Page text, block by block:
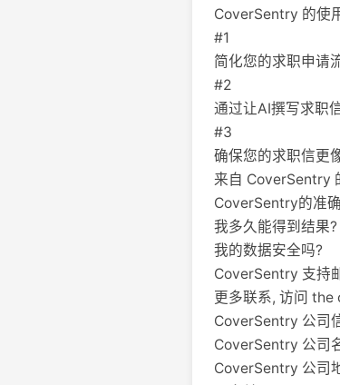
CoverSentry 的使
#1
简化您的求职申请
#2
通过让AI撰写求职
#3
确保您的求职信更
来自 CoverSentry
CoverSentry的准
我多久能得到结果?
我的数据安全吗?
CoverSentry 支持
更多联系, 访问
CoverSentry 公司
CoverSentry 公司
CoverSentry 公司